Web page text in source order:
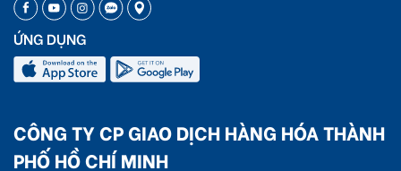
ỨNG DỤNG
CÔNG TY CP GIAO DỊCH HÀNG HÓA THÀNH
PHỐ HỒ CHÍ MINH